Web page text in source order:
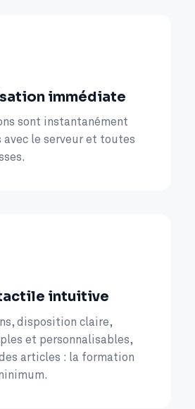
immédiate
sont instantanément
avec le serveur et toutes
intuitive
disposition claire,
et personnalisables,
articles : la formation